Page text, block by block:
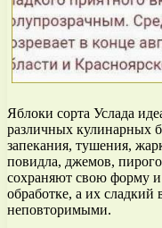
Яблоки сорта Услада
различных кулинарных
запекания, тушения,
повидла, джемов,
сохраняют свою форму и
обработке, а их сладкий
неповторимыми.